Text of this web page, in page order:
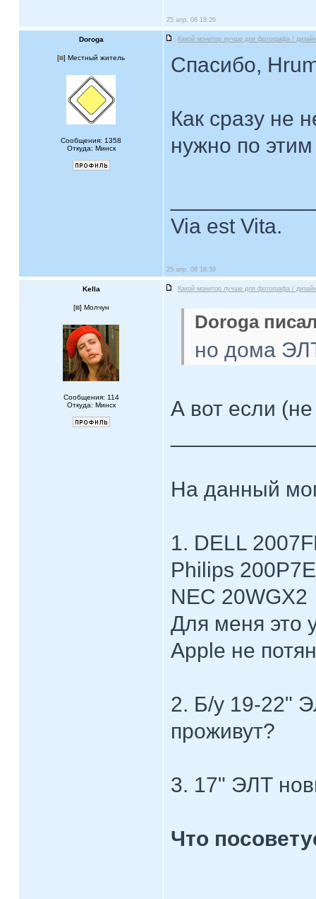
25 апр, 08 18:26
Doroga Какой монитор лучше для фотографа /
[ ] Местный житель
Сообщения: 1358
Откуда: Минск
Спасибо,
Как сразу не
нужно по
Via est Vita.
25 апр, 08 18:39
Kella Какой монитор лучше для фотографа /
[ ] Молчун
Сообщения: 114
Откуда: Минск
Doroga
но дома
А вот если
На данный
1. DELL
Philips
NEC 20WGX2
Для меня это
Apple не
2. Б/у 19-22"
проживут?
3. 17" ЭЛТ
Что